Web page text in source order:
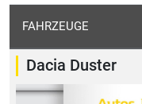
FAHRZEUGE
Dacia Duster